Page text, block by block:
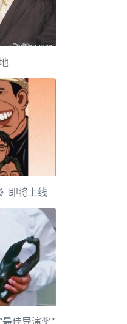
即将上线
佳导演奖”